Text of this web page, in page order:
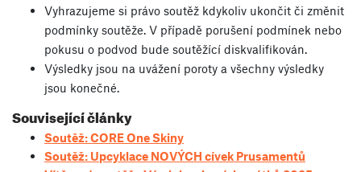
Vyhrazujeme si právo soutěž kdykoliv ukončit či změnit
podmínky soutěže. V případě porušení podmínek nebo
pokusu o podvod bude soutěžící diskvalifikován.
Výsledky jsou na uvážení poroty a všechny výsledky
jsou konečné.
Související články
Soutěž: CORE One Skiny
Soutěž: Upcyklace NOVÝCH cívek Prusamentů